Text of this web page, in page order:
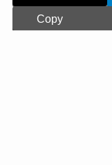
Copy